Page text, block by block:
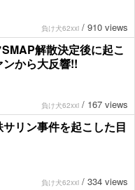
負け犬62xxi / 910 views
解散決定後に起こ
ンから大反響!!
負け犬62xxi / 167 views
リン事件を起こした目
負け犬62xxi / 334 views